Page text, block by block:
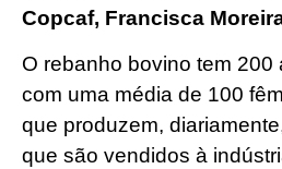
Copcaf, Francisca
O rebanho bovino tem 200
com uma média de 100
que produzem,
que são vendidos à